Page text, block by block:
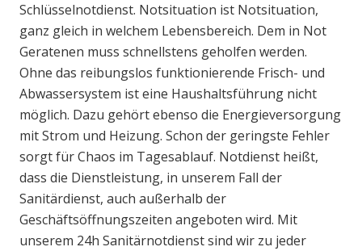
Schlüsselnotdienst. Notsituation ist Notsituation,
ganz gleich in welchem Lebensbereich. Dem in Not
Geratenen muss schnellstens geholfen werden.
Ohne das reibungslos funktionierende Frisch- und
Abwassersystem ist eine Haushaltsführung nicht
möglich. Dazu gehört ebenso die Energieversorgung
mit Strom und Heizung. Schon der geringste Fehler
sorgt für Chaos im Tagesablauf. Notdienst heißt,
dass die Dienstleistung, in unserem Fall der
Sanitärdienst, auch außerhalb der
Geschäftsöffnungszeiten angeboten wird. Mit
unserem 24h Sanitärnotdienst sind wir zu jeder